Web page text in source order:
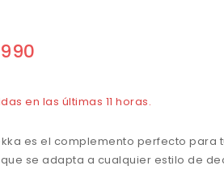
en las últimas 11 horas.
es el complemento perfecto para
se adapta a cualquier estilo de